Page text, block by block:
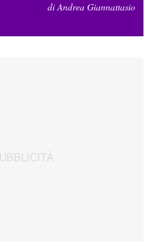
COSÌ. GUDMUNDSSON HA
di Andrea Giannattasio